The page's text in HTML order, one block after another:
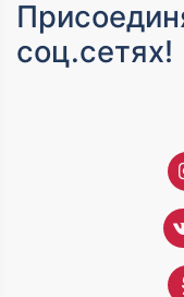
соц.сетях!